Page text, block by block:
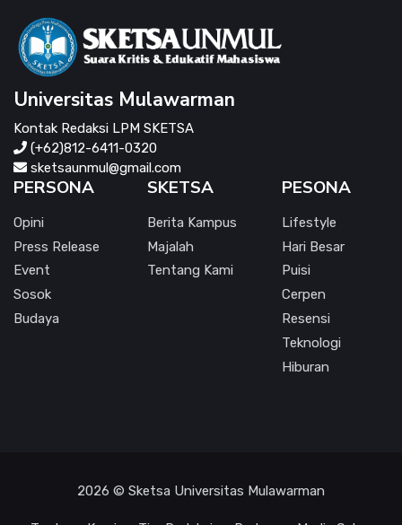
Universitas Mulawarman
Kontak Redaksi LPM SKETSA
(+62)812-6411-0320
sketsaunmul@gmail.com
PERSONA
Opini
Press Release
Event
Sosok
Budaya
SKETSA
Berita Kampus
Majalah
Tentang Kami
PESONA
Lifestyle
Hari Besar
Puisi
Cerpen
Resensi
Teknologi
Hiburan
2026 © Sketsa Universitas Mulawarman